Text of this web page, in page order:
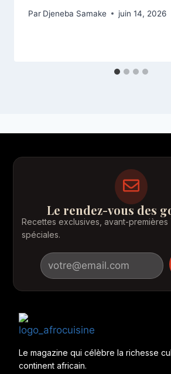
Par Djeneba Samake juin 14, 2026
Le rendez-vous des
Recettes exclusives, avant-premières
spéciales.
Le magazine qui célèbre la richesse
continent africain.